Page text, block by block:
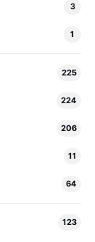
3
1
225
224
206
11
64
123